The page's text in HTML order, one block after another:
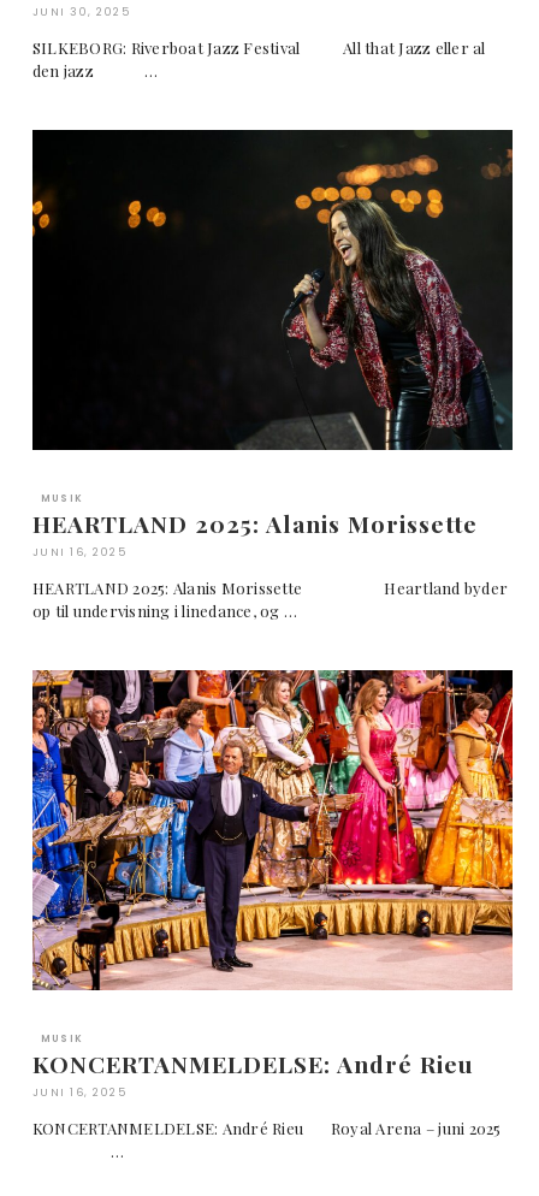
JUNI 30, 2025
SILKEBORG: Riverboat Jazz Festival All that Jazz eller al
den jazz …
MUSIK
HEARTLAND 2025: Alanis Morissette
JUNI 16, 2025
HEARTLAND 2025: Alanis Morissette Heartland byder
op til undervisning i linedance, og …
MUSIK
KONCERTANMELDELSE: André Rieu
JUNI 16, 2025
KONCERTANMELDELSE: André Rieu Royal Arena – juni 2025
…